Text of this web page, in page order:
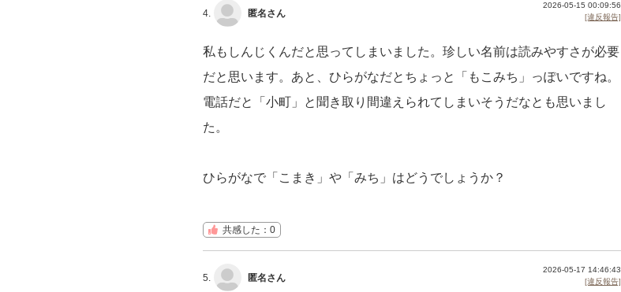
4. 匿名さん
2026-05-15 00:09:56
[違反報告]
私もしんじくんだと思ってしまいました。珍しい名前は読みやすさが必要
だと思います。あと、ひらがなだとちょっと「もこみち」っぽいですね。
電話だと「小町」と聞き取り間違えられてしまいそうだなとも思いまし
た。
ひらがなで「こまき」や「みち」はどうでしょうか？
共感した：0
5. 匿名さん
2026-05-17 14:46:43
[違反報告]